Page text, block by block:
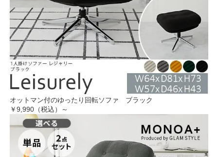
オットマン付のゆったり回転ソファ ブラック
￥9,990（税込）～